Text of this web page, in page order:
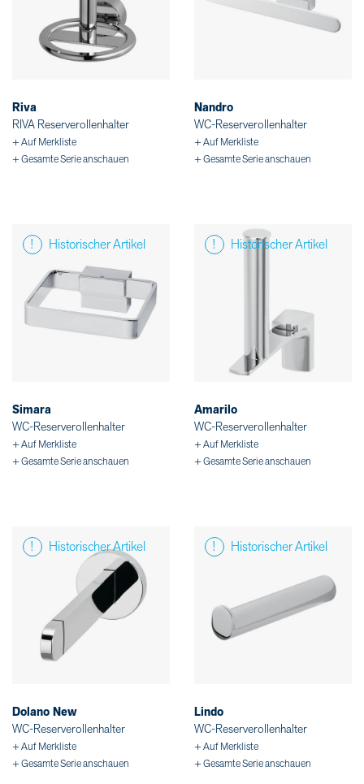
Riva
RIVA Reserverollenhalter
+ Auf Merkliste
+ Gesamte Serie anschauen
Nandro
WC-Reserverollenhalter
+ Auf Merkliste
+ Gesamte Serie anschauen
Historischer Artikel
Simara
WC-Reserverollenhalter
+ Auf Merkliste
+ Gesamte Serie anschauen
Historischer Artikel
Amarilo
WC-Reserverollenhalter
+ Auf Merkliste
+ Gesamte Serie anschauen
Historischer Artikel
Dolano New
WC-Reserverollenhalter
+ Auf Merkliste
+ Gesamte Serie anschauen
Historischer Artikel
Lindo
WC-Reserverollenhalter
+ Auf Merkliste
+ Gesamte Serie anschauen